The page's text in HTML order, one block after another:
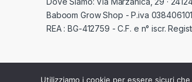
Baboom Grow Shop - P.iva
REA : BG-412759 - C.F. e n° iscr.
Utilizziamo i cookie per essere sicuri